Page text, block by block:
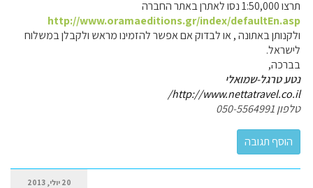
תרצו 1:50,000 נסו לאתרן באתר החברה
http://www.oramaeditions.gr/index/defaultEn.asp
ולקנותן באתונה , או לבדוק אם אפשר להזמינו מראש ולקבלן במשלוח
לישראל.
בברכה,
נטע טרגל-שמואלי
http://www.nettatravel.co.il/
טלפון 050-5564991
20 יולי, 2013